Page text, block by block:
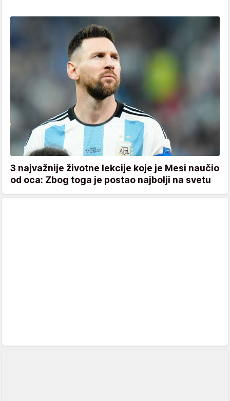
3 najvažnije životne lekcije koje je Mesi naučio
od oca: Zbog toga je postao najbolji na svetu